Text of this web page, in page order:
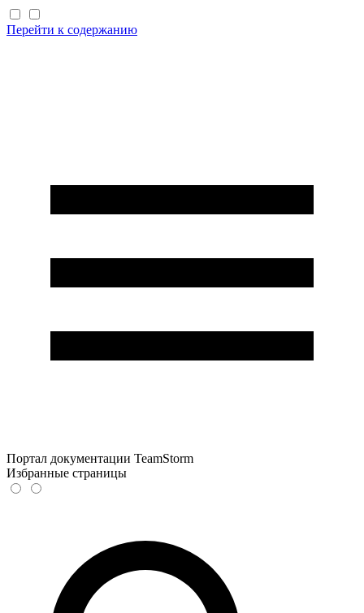
Перейти к содержанию
Портал документации TeamStorm
Избранные страницы